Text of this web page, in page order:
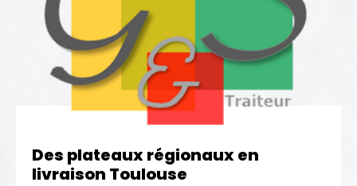
Des plateaux régionaux en
livraison Toulouse